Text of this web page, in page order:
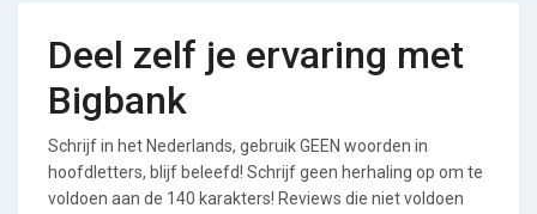
Deel zelf je ervaring met
Bigbank
Schrijf in het Nederlands, gebruik GEEN woorden in
hoofdletters, blijf beleefd! Schrijf geen herhaling op om te
voldoen aan de 140 karakters! Reviews die niet voldoen